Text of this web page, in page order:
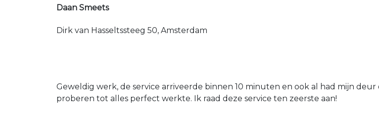
Daan Smeets
Dirk van Hasseltssteeg 50, Amsterdam
Geweldig werk, de service arriveerde binnen 10 minuten en ook al had mijn
proberen tot alles perfect werkte. Ik raad deze service ten zeerste aan!